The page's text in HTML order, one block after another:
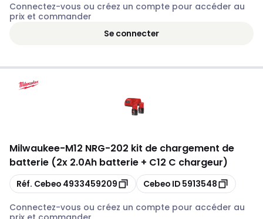
Connectez-vous ou créez un compte pour accéder au
prix et commander
Se connecter
Milwaukee-M12 NRG-202 kit de chargement de
batterie (2x 2.0Ah batterie + C12 C chargeur)
Copier
Réf. Cebeo 4933459209 Copier
Cebeo ID 5913548
Connectez-vous ou créez un compte pour accéder au